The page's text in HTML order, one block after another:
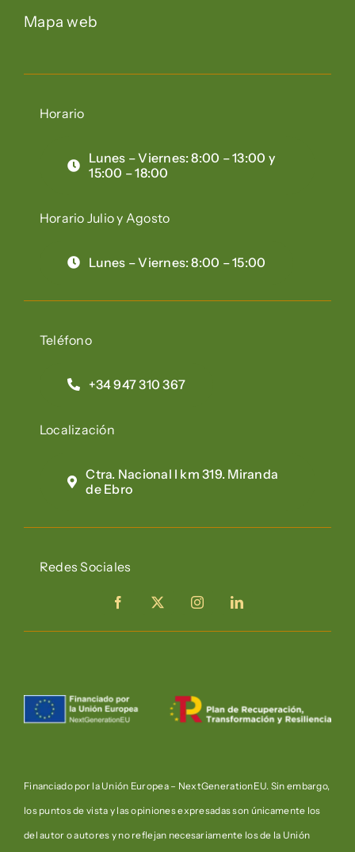
Mapa web
Horario
Lunes – Viernes: 8:00 – 13:00 y
15:00 – 18:00
Horario Julio y Agosto
Lunes – Viernes: 8:00 – 15:00
Teléfono
+34 947 310 367
Localización
Ctra. Nacional I km 319. Miranda
de Ebro
Redes Sociales
Financiado por la Unión Europea – NextGenerationEU. Sin embargo,
los puntos de vista y las opiniones expresadas son únicamente los
del autor o autores y no reflejan necesariamente los de la Unión